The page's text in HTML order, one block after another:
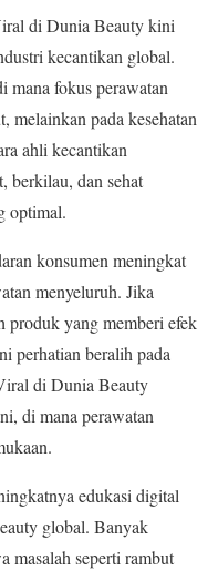
di Dunia Beauty kini
kecantikan global.
mana fokus perawatan
melainkan pada kesehatan
ahli kecantikan
berkilau, dan sehat
optimal.
konsumen meningkat
menyeluruh. Jika
produk yang memberi efek
perhatian beralih pada
di Dunia Beauty
di mana perawatan
edukasi digital
global. Banyak
masalah seperti rambut